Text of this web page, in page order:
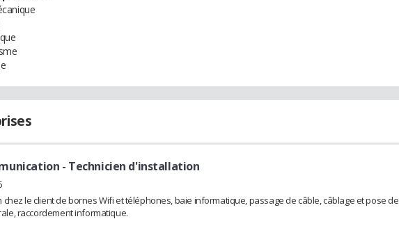
- Technicien d'installation
chez le client de bornes Wifi et téléphones, baie informatique, passage de câble, câblage et pose de
raccordement informatique.